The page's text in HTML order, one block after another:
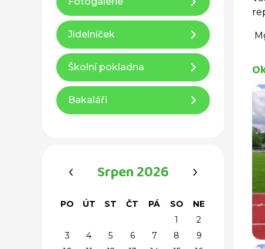
Jídelníček
Školní pokladna
Bakaláři
Srpen 2026
PO ÚT ST ČT PÁ SO
NE
1
2
3
4 5 6 7 8
9